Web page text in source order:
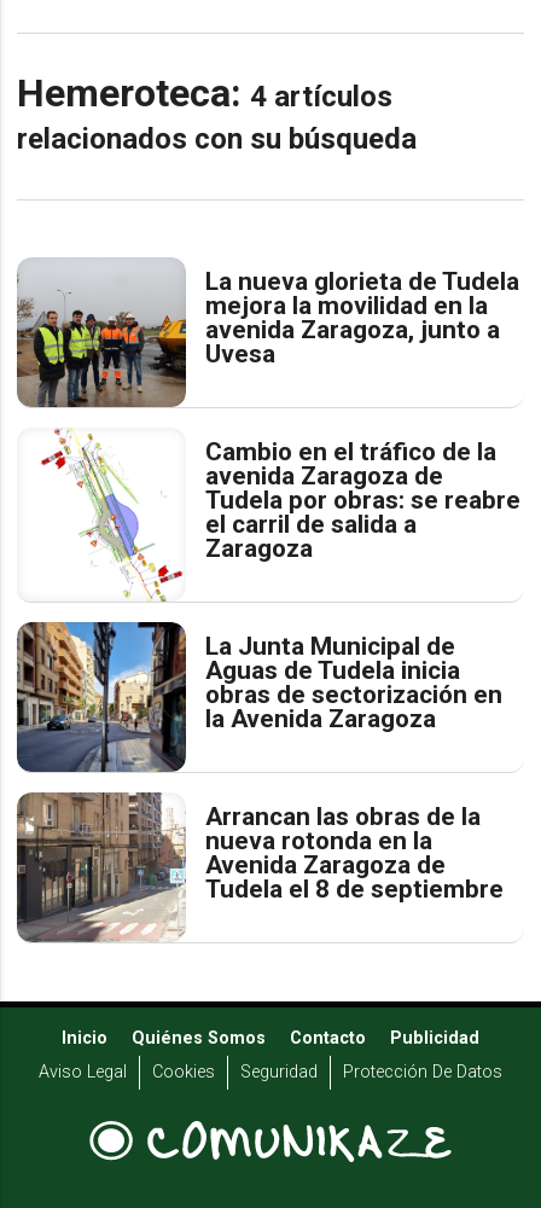
Hemeroteca:4 artículos
relacionados con su búsqueda
La nueva glorieta de Tudela
mejora la movilidad en la
avenida Zaragoza, junto a
Uvesa
Cambio en el tráfico de la
avenida Zaragoza de
Tudela por obras: se reabre
el carril de salida a
Zaragoza
La Junta Municipal de
Aguas de Tudela inicia
obras de sectorización en
la Avenida Zaragoza
Arrancan las obras de la
nueva rotonda en la
Avenida Zaragoza de
Tudela el 8 de septiembre
Inicio Quiénes Somos Contacto
Publicidad
Aviso Legal
Cookies Seguridad Protección De Datos